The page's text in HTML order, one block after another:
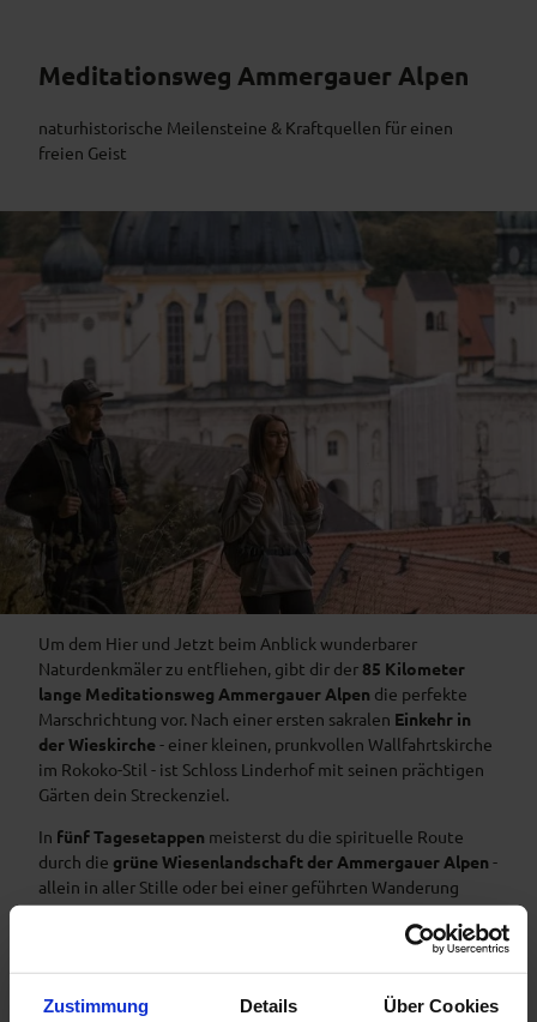
Zustimmung Details Über Cookies
Meditationsweg Ammergauer Alpen
naturhistorische Meilensteine & Kraftquellen für einen
freien Geist
Um dem Hier und Jetzt beim Anblick wunderbarer
Naturdenkmäler zu entfliehen, gibt dir der 85 Kilometer
lange Meditationsweg Ammergauer Alpen die perfekte
Marschrichtung vor. Nach einer ersten sakralen Einkehr in
der Wieskirche- einer kleinen, prunkvollen Wallfahrtskirche
im Rokoko-Stil - ist Schloss Linderhof mit seinen prächtigen
Gärten dein Streckenziel.
In fünf Tagesetappen meisterst du die spirituelle Route
durch die grüne Wiesenlandschaft der Ammergauer Alpen -
allein in aller Stille oder bei einer geführten Wanderung
durch einen Körpertherapeuten.
Länge:ca. 85 km